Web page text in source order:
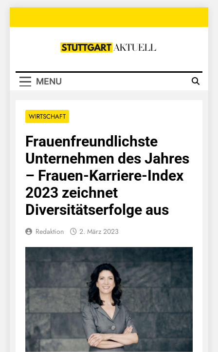
Stuttgart
MENU
WIRTSCHAFT
Frauenfreundlichste
Unternehmen des Jahres
– Frauen-Karriere-Index
2023 zeichnet
Diversitätserfolge aus
Redaktion 2. März 2023